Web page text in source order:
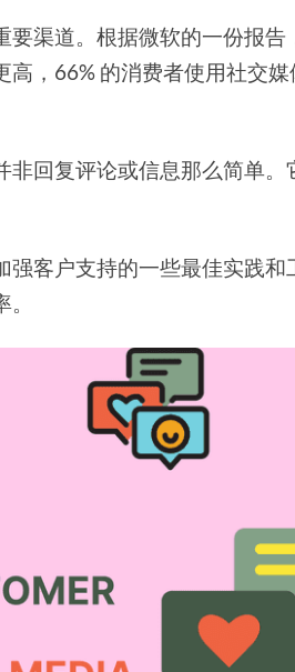
渠道。根据微软的一份报告
，66% 的消费者使用社交
非回复评论或信息那么简单。
客户支持的一些最佳实践和